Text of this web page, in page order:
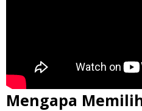
Mengapa